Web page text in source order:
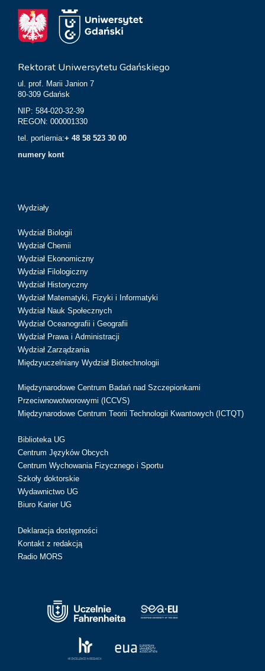
Rektorat Uniwersytetu Gdańskiego
ul. prof. Marii Janion 7
80-309 Gdańsk
NIP: 584-020-32-39
REGON: 000001330
tel. portiernia:+ 48 58 523 30 00
numery kont
Wydziały
Wydział Biologii
Wydział Chemii
Wydział Ekonomiczny
Wydział Filologiczny
Wydział Historyczny
Wydział Matematyki, Fizyki i Informatyki
Wydział Nauk Społecznych
Wydział Oceanografii i Geografii
Wydział Prawa i Administracji
Wydział Zarządzania
Międzyuczelniany Wydział Biotechnologii
Międzynarodowe Centrum Badań nad Szczepionkami
Przeciwnowotworowymi (ICCVS)
Międzynarodowe Centrum Teorii Technologii Kwantowych (ICTQT)
Biblioteka UG
Centrum Języków Obcych
Centrum Wychowania Fizycznego i Sportu
Szkoły doktorskie
Wydawnictwo UG
Biuro Karier UG
Deklaracja dostępności
Kontakt z redakcją
Radio MORS